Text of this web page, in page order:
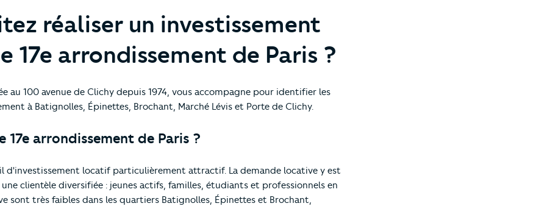
réaliser un investissement
17e arrondissement de Paris ?
au 100 avenue de Clichy depuis 1974, vous accompagne pour identifier les
à Batignolles, Épinettes, Brochant, Marché Lévis et Porte de Clichy.
arrondissement de Paris ?
d'investissement locatif particulièrement attractif. La demande locative y est
clientèle diversifiée : jeunes actifs, familles, étudiants et professionnels en
sont très faibles dans les quartiers Batignolles, Épinettes et Brochant,